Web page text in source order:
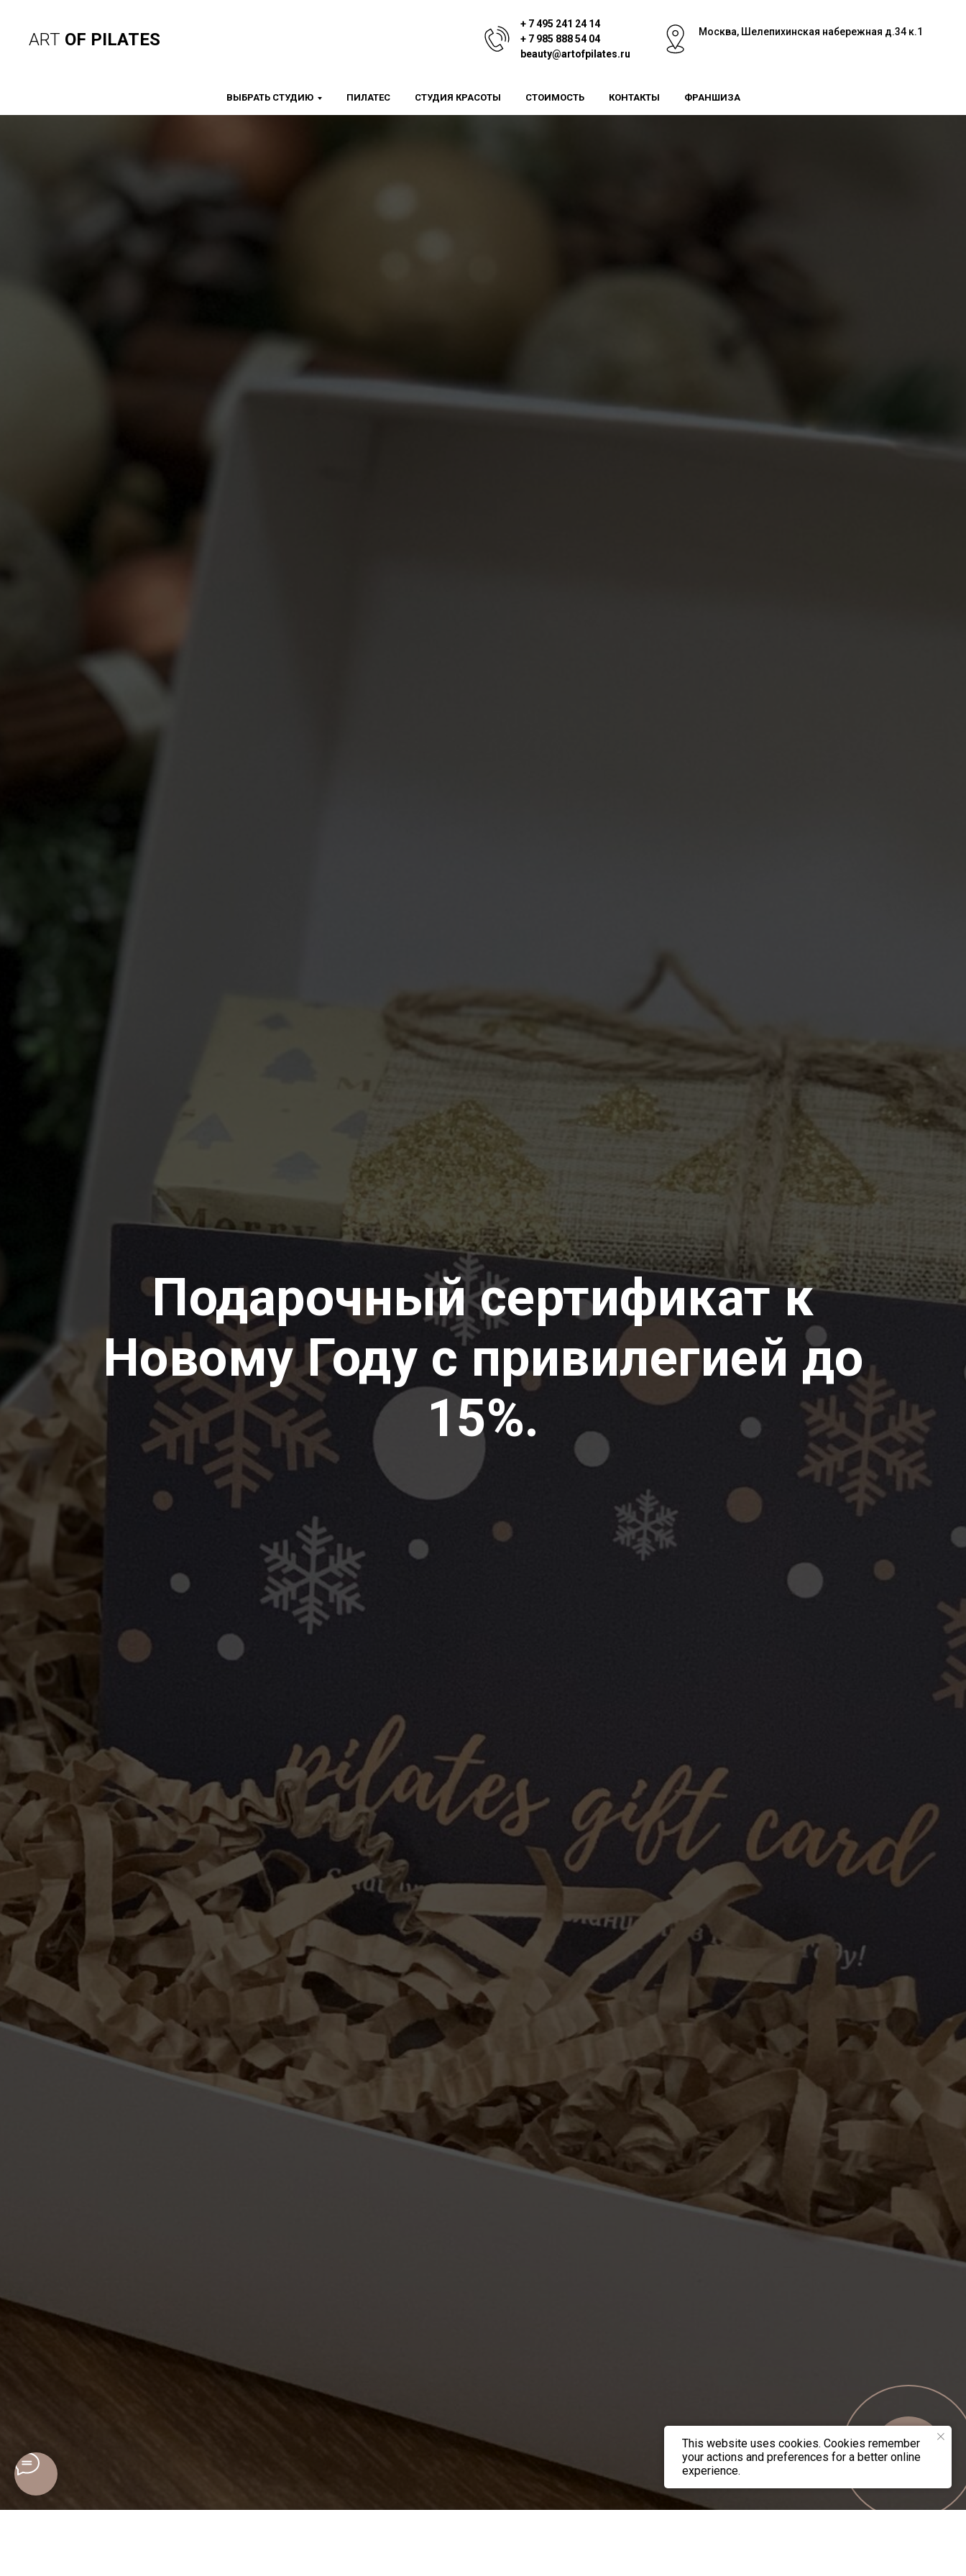
ART OF PILATES
+ 7 495 241 24 14
+ 7 985 888 54 04
beauty@artofpilates.ru
Москва, Шелепихинская набережная д.34 к.1
ВЫБРАТЬ СТУДИЮ ПИЛАТЕС СТУДИЯ КРАСОТЫ СТОИМОСТЬ КОНТАКТЫ ФРАНШИЗА
This website uses cookies. Cookies remember
your actions and preferences for a better online
experience.
Подарочный сертификат к
Новому Году с привилегией до
15%.
Онлайн-
запись